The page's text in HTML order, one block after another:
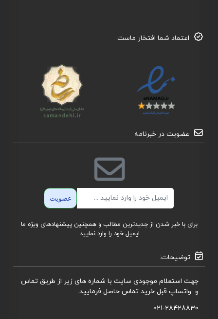
اعتماد شما افتخار ماست
عضویت در خبرنامه
عضویت
برای با خبر شدن از جدیدترین مطالب و همچنین پیشنهادهای ویژه ما
ایمیل خود را وارد نمایید.
توضیحات:
جهت استعلام موجودی سایت با شماره های زیر از طریق تماس
و واتساپ قبل خرید تماس حاصل فرمایید.
021-28428830